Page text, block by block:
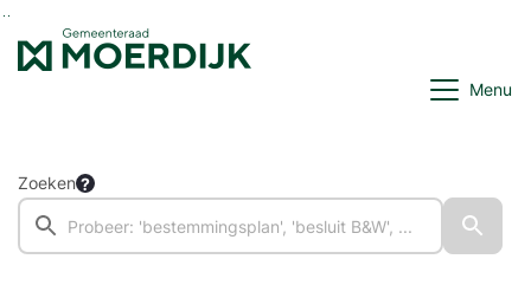
Ga naar de inhoud van deze pagina
Ga naar het zoeken
Ga naar het menu
Menu
Zoeken